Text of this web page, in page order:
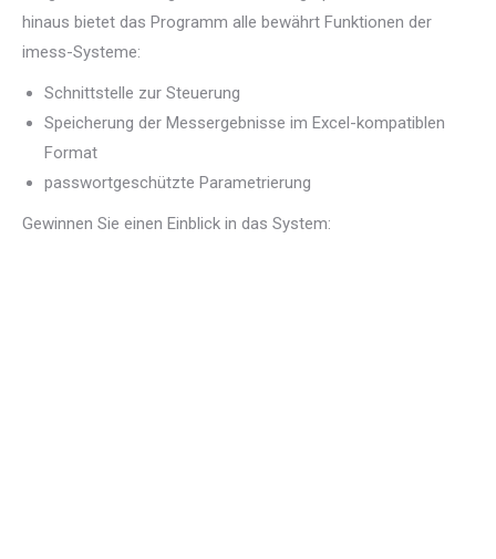
hinaus bietet das Programm alle bewährt Funktionen der
imess-Systeme:
Schnittstelle zur Steuerung
Speicherung der Messergebnisse im Excel-kompatiblen
Format
passwortgeschützte Parametrierung
Gewinnen Sie einen Einblick in das System: